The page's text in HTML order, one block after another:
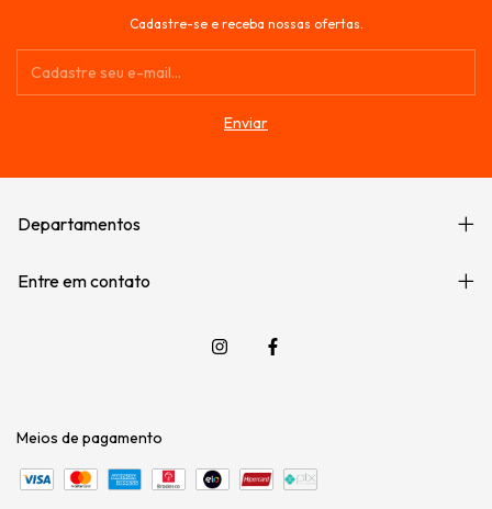
Cadastre-se e receba nossas ofertas.
Departamentos
Entre em contato
Meios de pagamento